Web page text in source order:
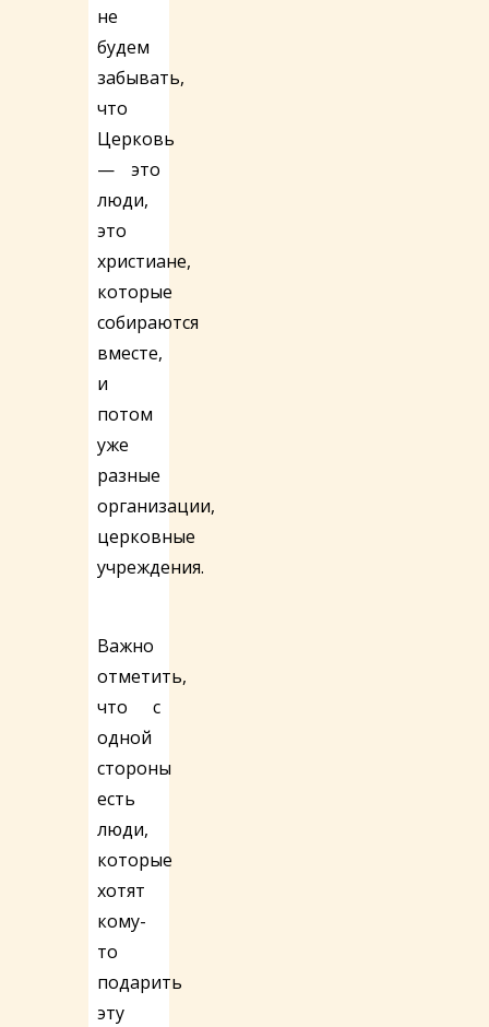
не
будем
забывать,
что
Церковь
— это
люди,
это
христиане,
которые
собираются
вместе,
и
потом
уже
разные
организации,
церковные
учреждения.
Важно
отметить,
что с
одной
стороны
есть
люди,
которые
хотят
кому-
то
подарить
эту